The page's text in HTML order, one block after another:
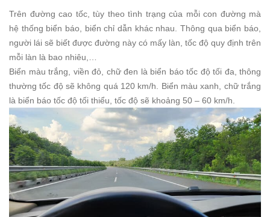
Trên đường cao tốc, tùy theo tình trạng của mỗi con đường mà
hệ thống biển báo, biển chỉ dẫn khác nhau. Thông qua biển báo,
người lái sẽ biết được đường này có mấy làn, tốc độ quy định trên
mỗi làn là bao nhiêu,…
Biển màu trắng, viền đỏ, chữ đen là biển báo tốc độ tối đa, thông
thường tốc độ sẽ không quá 120 km/h. Biển màu xanh, chữ trắng
là biển báo tốc độ tối thiểu, tốc độ sẽ khoảng 50 – 60 km/h.